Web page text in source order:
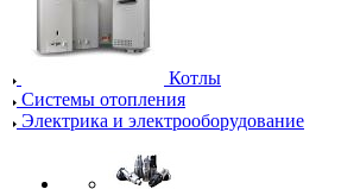
Котлы
Системы отопления
Электрика и электрооборудование